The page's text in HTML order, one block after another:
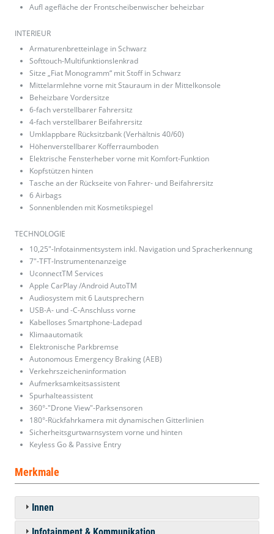
Aufl agefläche der Frontscheibenwischer beheizbar
INTERIEUR
Armaturenbretteinlage in Schwarz
Softtouch-Multifunktionslenkrad
Sitze „Fiat Monogramm“ mit Stoff in Schwarz
Mittelarmlehne vorne mit Stauraum in der Mittelkonsole
Beheizbare Vordersitze
6-fach verstellbarer Fahrersitz
4-fach verstellbarer Beifahrersitz
Umklappbare Rücksitzbank (Verhältnis 40/60)
Höhenverstellbarer Kofferraumboden
Elektrische Fensterheber vorne mit Komfort-Funktion
Kopfstützen hinten
Tasche an der Rückseite von Fahrer- und Beifahrersitz
6 Airbags
Sonnenblenden mit Kosmetikspiegel
TECHNOLOGIE
10,25"-Infotainmentsystem inkl. Navigation und Spracherkennung
7"-TFT-Instrumentenanzeige
UconnectTM Services
Apple CarPlay /Android AutoTM
Audiosystem mit 6 Lautsprechern
USB-A- und -C-Anschluss vorne
Kabelloses Smartphone-Ladepad
Klimaautomatik
Elektronische Parkbremse
Autonomous Emergency Braking (AEB)
Verkehrszeicheninformation
Aufmerksamkeitsassistent
Spurhalteassistent
360°-"Drone View"-Parksensoren
180°-Rückfahrkamera mit dynamischen Gitterlinien
Sicherheitsgurtwarnsystem vorne und hinten
Keyless Go & Passive Entry
Merkmale
Innen
Infotainment & Kommunikation